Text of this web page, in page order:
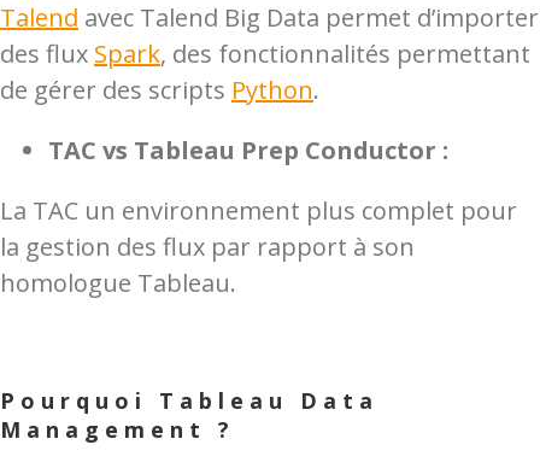
Talend avec Talend Big Data permet d’importer
des flux Spark, des fonctionnalités permettant
de gérer des scripts Python.
TAC vs Tableau Prep Conductor :
La TAC un environnement plus complet pour
la gestion des flux par rapport à son
homologue Tableau.
Pourquoi Tableau Data
Management ?